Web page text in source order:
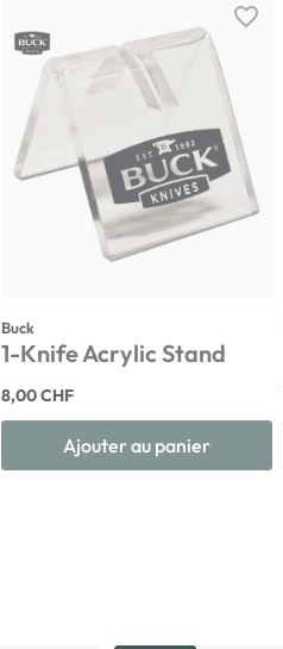
favorite_border
Buck
1-Knife Acrylic Stand
8,00 CHF
Ajouter au panier